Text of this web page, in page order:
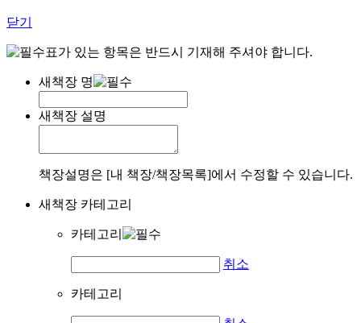
닫기
표가 있는 항목은 반드시 기재해 주셔야 합니다.
새책장 명
새책장 설명
책장설명은 [내 책장/책장목록]에서 수정할 수 있습니다.
새책장 카테고리
카테고리
취소
카테고리